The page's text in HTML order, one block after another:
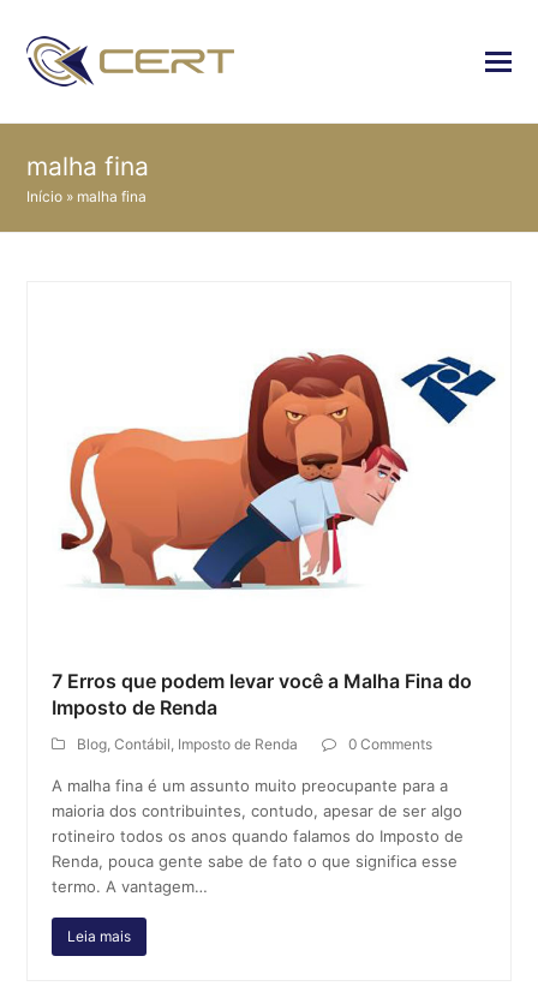
malha fina
Início » malha fina
7 Erros que podem levar você a Malha Fina do
Imposto de Renda
Blog ,Contábil Imposto de Renda 0 Comments
A malha fina é um assunto muito preocupante para a
maioria dos contribuintes, contudo, apesar de ser algo
rotineiro todos os anos quando falamos do Imposto de
Renda, pouca gente sabe de fato o que significa esse
termo. A vantagem…
Leia mais